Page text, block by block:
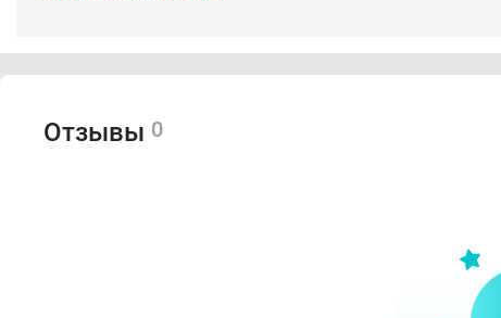
Отзывы 0